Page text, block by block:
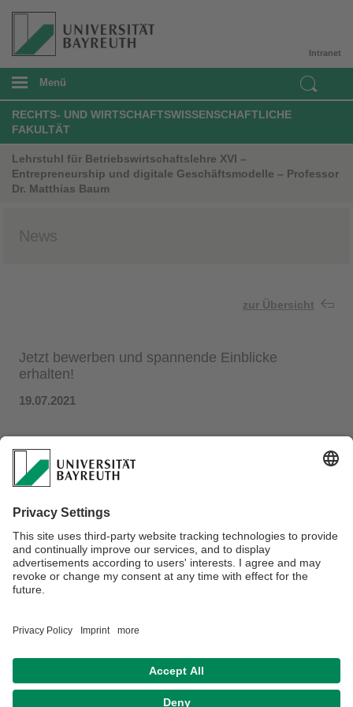
Intranet
Menü
RECHTS- UND WIRTSCHAFTSWISSENSCHAFTLICHE
FAKULTÄT
Lehrstuhl für Betriebswirtschaftslehre XVI –
Entrepreneurship und digitale Geschäftsmodelle – Professor
Dr. Matthias Baum
News
zur Übersicht
Jetzt bewerben und spannende Einblicke
erhalten!
19.07.2021
Jetzt als studentische Hilfskraft am Institut
für Entrepreneurship & Innovation bewerben!
Wir suchen zum nächstmöglichen Zeitpunkt
Ihre Energie nutzen, um im unternehmerischen Kontext
aktiv zu werden? Das ist super! Bei uns haben Sie die
Gelegenheit, dabei zu sein und das Thema
Intrapreneurship und Entrepreneurship voranzutreiben.
Klingt spannend?
Wir haben zwei Stellen offen. Alles Nähere zu den beiden
Impressum